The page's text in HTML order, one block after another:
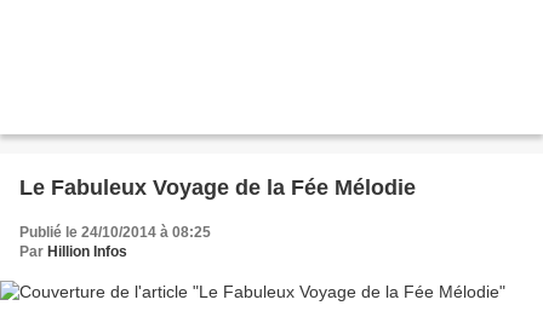
Le Fabuleux Voyage de la Fée Mélodie
Publié le 24/10/2014 à 08:25
Par Hillion Infos